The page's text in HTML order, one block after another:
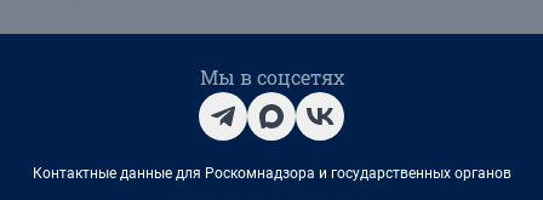
Мы в соцсетях
Контактные данные для Роскомнадзора и государственных органов